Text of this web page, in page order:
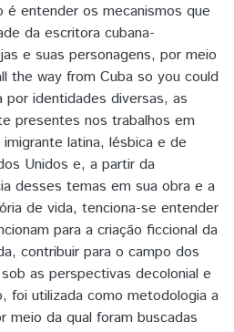
entender os mecanismos que
da escritora cubana-
e suas personagens, por meio
the way from Cuba so you could
identidades diversas, as
presentes nos trabalhos em
latina, lésbica e de
Unidos e, a partir da
desses temas em sua obra e a
de vida, tenciona-se entender
para a criação ficcional da
contribuir para o campo dos
as perspectivas decolonial e
foi utilizada como metodologia a
meio da qual foram buscadas